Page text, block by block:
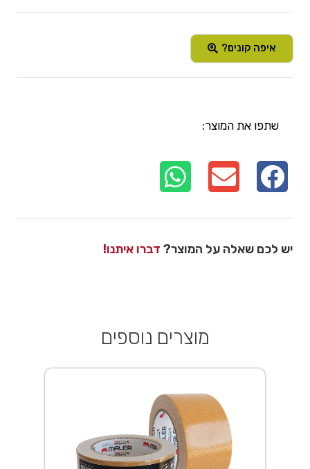
איפה קונים?
שתפו את המוצר:
יש לכם שאלה על המוצר? דברו איתנו!
מוצרים נוספים